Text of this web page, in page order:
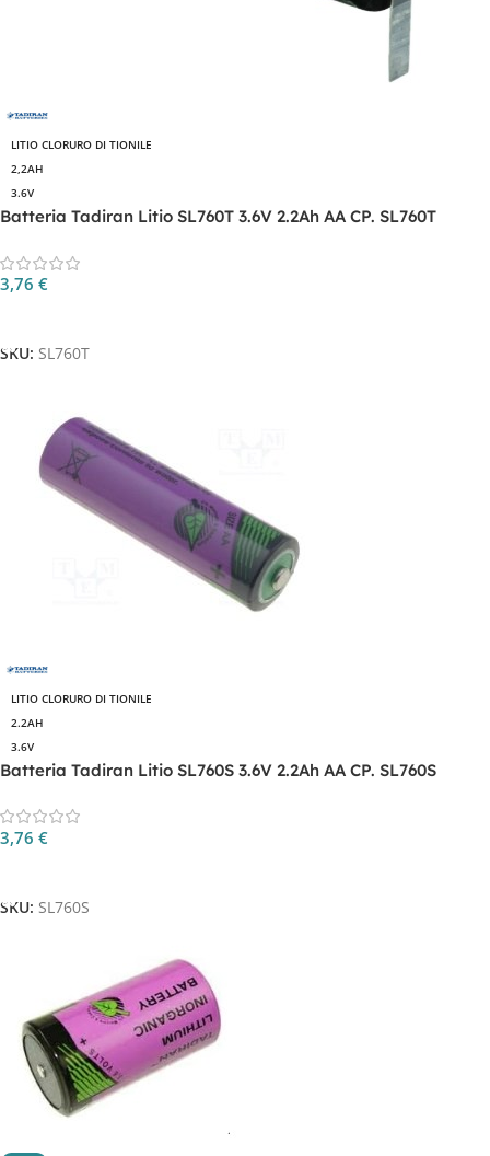
LITIO CLORURO DI TIONILE
2,2AH
3.6V
Batteria Tadiran Litio SL760T 3.6V 2.2Ah AA CP. SL760T
3,76 €
SKU: SL760T
LITIO CLORURO DI TIONILE
2.2AH
3.6V
Batteria Tadiran Litio SL760S 3.6V 2.2Ah AA CP. SL760S
3,76 €
SKU: SL760S